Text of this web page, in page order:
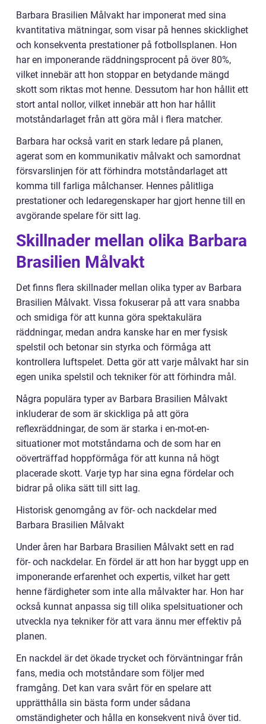
Barbara Brasilien Målvakt har imponerat med sina
kvantitativa mätningar, som visar på hennes skicklighet
och konsekventa prestationer på fotbollsplanen. Hon
har en imponerande räddningsprocent på över 80%,
vilket innebär att hon stoppar en betydande mängd
skott som riktas mot henne. Dessutom har hon hållit ett
stort antal nollor, vilket innebär att hon har hållit
motståndarlaget från att göra mål i flera matcher.
Barbara har också varit en stark ledare på planen,
agerat som en kommunikativ målvakt och samordnat
försvarslinjen för att förhindra motståndarlaget att
komma till farliga målchanser. Hennes pålitliga
prestationer och ledaregenskaper har gjort henne till en
avgörande spelare för sitt lag.
Skillnader mellan olika Barbara
Brasilien Målvakt
Det finns flera skillnader mellan olika typer av Barbara
Brasilien Målvakt. Vissa fokuserar på att vara snabba
och smidiga för att kunna göra spektakulära
räddningar, medan andra kanske har en mer fysisk
spelstil och betonar sin styrka och förmåga att
kontrollera luftspelet. Detta gör att varje målvakt har sin
egen unika spelstil och tekniker för att förhindra mål.
Några populära typer av Barbara Brasilien Målvakt
inkluderar de som är skickliga på att göra
reflexräddningar, de som är starka i en-mot-en-
situationer mot motståndarna och de som har en
oöverträffad hoppförmåga för att kunna nå högt
placerade skott. Varje typ har sina egna fördelar och
bidrar på olika sätt till sitt lag.
Historisk genomgång av för- och nackdelar med
Barbara Brasilien Målvakt
Under åren har Barbara Brasilien Målvakt sett en rad
för- och nackdelar. En fördel är att hon har byggt upp en
imponerande erfarenhet och expertis, vilket har gett
henne färdigheter som inte alla målvakter har. Hon har
också kunnat anpassa sig till olika spelsituationer och
utveckla nya tekniker för att vara ännu mer effektiv på
planen.
En nackdel är det ökade trycket och förväntningar från
fans, media och motståndare som följer med
framgång. Det kan vara svårt för en spelare att
upprätthålla sin bästa form under sådana
omständigheter och hålla en konsekvent nivå över tid.